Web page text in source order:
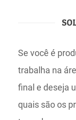
Se você é
trabalha na
final e deseja
quais são os